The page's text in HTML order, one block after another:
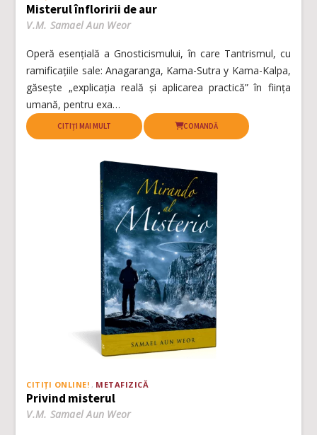
Misterul înfloririi de aur
V.M. Samael Aun Weor
Operă esențială a Gnosticismului, în care Tantrismul, cu
ramificațiile sale: Anagaranga, Kama-Sutra y Kama-Kalpa,
găsește „explicația reală și aplicarea practică” în ființa
umană, pentru exa…
CITIȚI MAI MULT COMANDĂ
CITIȚI ONLINE! METAFIZICĂ
Privind misterul
V.M. Samael Aun Weor